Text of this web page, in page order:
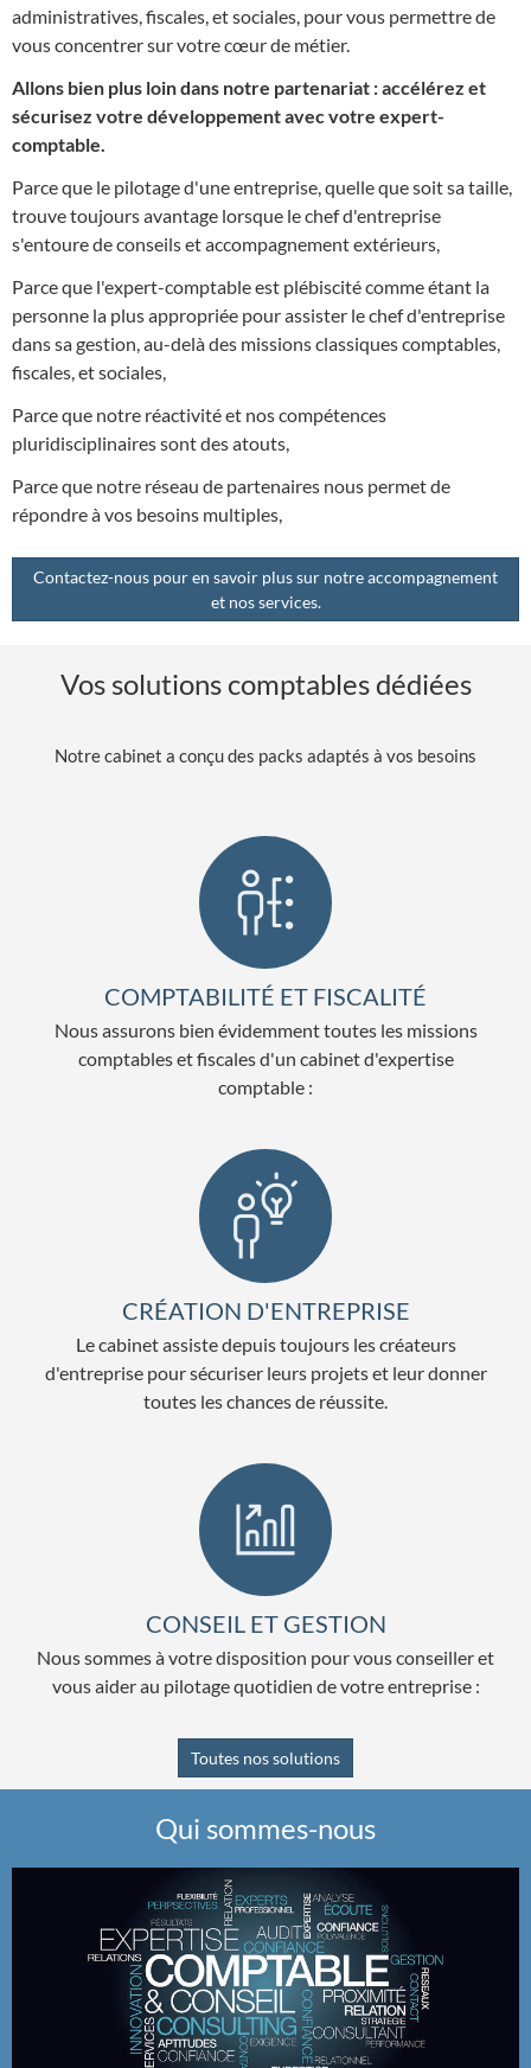
administratives, fiscales, et sociales, pour vous permettre de
vous concentrer sur votre cœur de métier.
Allons bien plus loin dans notre partenariat : accélérez et
sécurisez votre développement avec votre expert-
comptable.
Parce que le pilotage d'une entreprise, quelle que soit sa taille,
trouve toujours avantage lorsque le chef d'entreprise
s'entoure de conseils et accompagnement extérieurs,
Parce que l'expert-comptable est plébiscité comme étant la
personne la plus appropriée pour assister le chef d'entreprise
dans sa gestion, au-delà des missions classiques comptables,
fiscales, et sociales,
Parce que notre réactivité et nos compétences
pluridisciplinaires sont des atouts,
Parce que notre réseau de partenaires nous permet de
répondre à vos besoins multiples,
Contactez-nous pour en savoir plus sur notre accompagnement
et nos services.
Vos solutions comptables dédiées
Notre cabinet a conçu des packs adaptés à vos besoins
COMPTABILITÉ ET FISCALITÉ
Nous assurons bien évidemment toutes les missions
comptables et fiscales d'un cabinet d'expertise
comptable :
CRÉATION D'ENTREPRISE
Le cabinet assiste depuis toujours les créateurs
d'entreprise pour sécuriser leurs projets et leur donner
toutes les chances de réussite.
CONSEIL ET GESTION
Nous sommes à votre disposition pour vous conseiller et
vous aider au pilotage quotidien de votre entreprise :
Toutes nos solutions
Qui sommes-nous